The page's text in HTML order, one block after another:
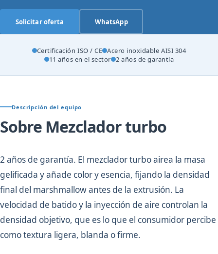
Solicitar oferta WhatsApp
Certificación ISO / CE Acero inoxidable AISI 304
11 años en el sector 2 años de garantía
Descripción del equipo
Sobre Mezclador turbo
2 años de garantía. El mezclador turbo airea la masa
gelificada y añade color y esencia, fijando la densidad
final del marshmallow antes de la extrusión. La
velocidad de batido y la inyección de aire controlan la
densidad objetivo, que es lo que el consumidor percibe
como textura ligera, blanda o firme.